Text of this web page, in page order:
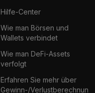
Hilfe-Center
Wie man Börsen und
Wallets verbindet
Wie man DeFi-Assets
verfolgt
Erfahren Sie mehr über
Gewinn-/Verlustberechnun